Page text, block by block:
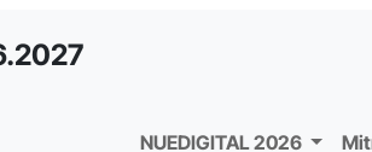
NUEDIGITAL 2026